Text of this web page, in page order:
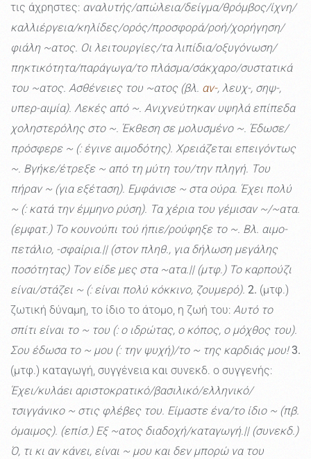
τις άχρηστες: αναλυτής/απώλεια/δείγμα/θρόμβος/ίχνη/
καλλιέργεια/κηλίδες/ορός/προσφορά/ροή/χορήγηση/
φιάλη ~ατος. Οι λειτουργίες/τα λιπίδια/οξυγόνωση/
πηκτικότητα/παράγωγα/το πλάσμα/σάκχαρο/συστατικά
του ~ατος. Ασθένειες του ~ατος (βλ. αν-, λευχ-, σηψ-,
υπερ-αιμία). Λεκές από ~. Ανιχνεύτηκαν υψηλά επίπεδα
χοληστερόλης στο ~. Έκθεση σε μολυσμένο ~. Έδωσε/
πρόσφερε ~ (: έγινε αιμοδότης). Χρειάζεται επειγόντως
~. Βγήκε/έτρεξε ~ από τη μύτη του/την πληγή. Του
πήραν ~ (για εξέταση). Εμφάνισε ~ στα ούρα. Έχει πολύ
~ (: κατά την έμμηνο ρύση). Τα χέρια του γέμισαν ~/~ατα.
(εμφατ.) Το κουνούπι τού ήπιε/ρούφηξε το ~. Βλ. αιμο-
πετάλιο, -σφαίρια.|| (στον πληθ., για δήλωση μεγάλης
ποσότητας) Τον είδε μες στα ~ατα.|| (μτφ.) Το καρπούζι
είναι/στάζει ~ (: είναι πολύ κόκκινο, ζουμερό). 2. (μτφ.)
ζωτική δύναμη, το ίδιο το άτομο, η ζωή του: Αυτό το
σπίτι είναι το ~ του (: ο ιδρώτας, ο κόπος, ο μόχθος του).
Σου έδωσα το ~ μου (: την ψυχή)/το ~ της καρδιάς μου! 3.
(μτφ.) καταγωγή, συγγένεια και συνεκδ. ο συγγενής:
Έχει/κυλάει αριστοκρατικό/βασιλικό/ελληνικό/
τσιγγάνικο ~ στις φλέβες του. Είμαστε ένα/το ίδιο ~ (πβ.
όμαιμος). (επίσ.) Εξ ~ατος διαδοχή/καταγωγή.|| (συνεκδ.)
Ό, τι κι αν κάνει, είναι ~ μου και δεν μπορώ να του